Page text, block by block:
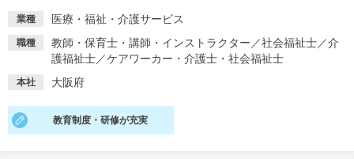
イベントを探す スカウト お知らせ
就活ノウハウ・サポート
業種 医療・福祉・介護サービス
職種 教師・保育士・講師・インストラクター ／社会福祉士／介
護福祉士／ケアワーカー・介護士・社会福祉士
本社 大阪府
教育制度・研修が充実